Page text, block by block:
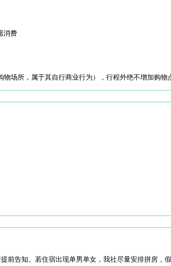
消费
场所，属于其自行商业行为），行程外绝不增加购物
前告知。若住宿出现单男单女，我社尽量安排拼房，